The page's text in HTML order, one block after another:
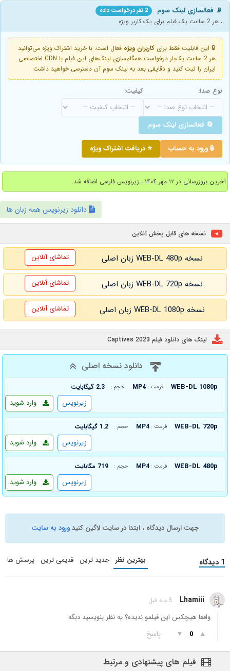
📡 فعالسازی لینک سوم 2 نفر درخواست داده
، هر 2 ساعت یک فیلم برای یک کاربر ویژه
🔒 این قابلیت فقط برای کاربران ویژه فعال است. با خرید اشتراک ویژه می‌توانید
هر 2 ساعت یک‌بار درخواست همگام‌سازی لینک‌های این فیلم با CDN اختصاصی
ایران را ثبت کنید و دقایقی بعد به لینک سوم آن دسترسی خواهید داشت
نوع صدا: کیفیت:
🔄 فعالسازی لینک سوم
🔒 ورود به حساب ⭐ دریافت اشتراک ویژه
آخرین بروزرسانی در ۱۲ مهر ۱۴۰۴ ، زیرنویس فارسی اضافه شد.
دانلود زیرنویس همه زبان ها
نسخه های قابل پخش آنلاین
نسخه WEB-DL 480p زبان اصلی تماشای آنلاین
نسخه WEB-DL 720p زبان اصلی تماشای آنلاین
نسخه WEB-DL 1080p زبان اصلی تماشای آنلاین
لینک های دانلود فیلم Captives 2023
دانلود نسخه اصلی
WEB-DL 1080p فرمت : MP4 حجم : 2.3 گیگابایت
وارد شوید زیرنویس
WEB-DL 720p فرمت : MP4 حجم : 1.2 گیگابایت
وارد شوید زیرنویس
WEB-DL 480p فرمت : MP4 حجم : 719 مگابایت
وارد شوید زیرنویس
جهت ارسال دیدگاه ، ابتدا در سایت لاگین کنیدورود به سایت
1 دیدگاه بهترین نظر جدید ترین قدیمی ترین پرسش ها
Lhamiii 8 ماه قبل
واقعا هیچکس این فیلمو ندیده؟ یه نظر بنویسید دبگه
▲
0
▼ پاسخ
فیلم های پیشنهادی و مرتبط